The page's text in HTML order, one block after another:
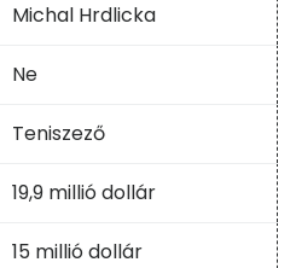
Michal Hrdlicka
Ne
Teniszező
19,9 millió dollár
15 millió dollár